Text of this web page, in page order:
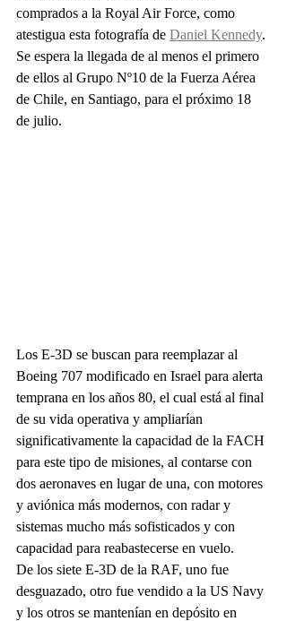
comprados a la Royal Air Force, como
atestigua esta fotografía de Daniel Kennedy.
Se espera la llegada de al menos el primero
de ellos al Grupo Nº10 de la Fuerza Aérea
de Chile, en Santiago, para el próximo 18
de julio.
Los E-3D se buscan para reemplazar al
Boeing 707 modificado en Israel para alerta
temprana en los años 80, el cual está al final
de su vida operativa y ampliarían
significativamente la capacidad de la FACH
para este tipo de misiones, al contarse con
dos aeronaves en lugar de una, con motores
y aviónica más modernos, con radar y
sistemas mucho más sofisticados y con
capacidad para reabastecerse en vuelo.
De los siete E-3D de la RAF, uno fue
desguazado, otro fue vendido a la US Navy
y los otros se mantenían en depósito en